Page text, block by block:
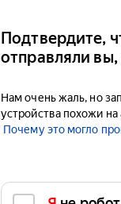
Подтвердите,
отправляли
Нам очень жаль, но
устройства похожи
Почему это могло